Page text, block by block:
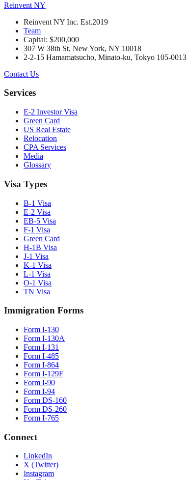
Reinvent NY
Reinvent NY Inc. Est.2019
Team
Capital: $200,000
307 W 38th St, New York, NY 10018
2-2-15 Hamamatsucho, Minato-ku, Tokyo 105-0013
Contact Us
Services
E-2 Investor Visa
Green Card
US Real Estate
Relocation
CPA Services
Media
Glossary
Visa Types
B-1 Visa
E-2 Visa
EB-5 Visa
F-1 Visa
Green Card
H-1B Visa
J-1 Visa
K-1 Visa
L-1 Visa
O-1 Visa
TN Visa
Immigration Forms
Form I-130
Form I-130A
Form I-131
Form I-485
Form I-864
Form I-129F
Form I-90
Form I-94
Form DS-160
Form DS-260
Form I-765
Connect
LinkedIn
X (Twitter)
Instagram